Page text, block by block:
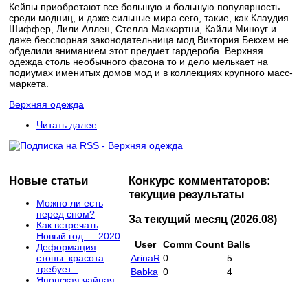
Кейпы приобретают все большую и большую популярность
среди модниц, и даже сильные мира сего, такие, как Клаудия
Шиффер, Лили Аллен, Стелла Маккартни, Кайли Миноуг и
даже бесспорная законодательница мод Виктория Бекхем не
обделили вниманием этот предмет гардероба. Верхняя
одежда столь необычного фасона то и дело мелькает на
подиумах именитых домов мод и в коллекциях крупного масс-
маркета.
Верхняя одежда
Читать далее
Новые статьи
Можно ли есть
перед сном?
Как встречать
Новый год — 2020
Деформация
стопы: красота
требует...
Японская чайная
Конкурс комментаторов:
текущие результаты
За текущий месяц (2026.08)
User Comm Count Balls
ArinaR 0
5
Babka 0 4